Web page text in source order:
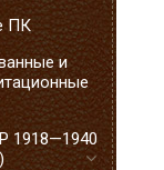
ПК
и
1918—1940